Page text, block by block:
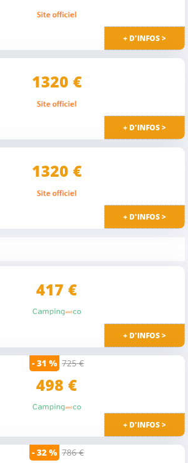
+ D'INFOS >
1320 €
+ D'INFOS >
1320 €
+ D'INFOS >
417 €
+ D'INFOS >
- 31 % 725 €
498 €
+ D'INFOS >
- 32 % 786 €